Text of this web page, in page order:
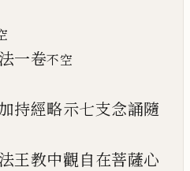
一卷不空
持經略示七支念誦隨
王教中觀自在菩薩心